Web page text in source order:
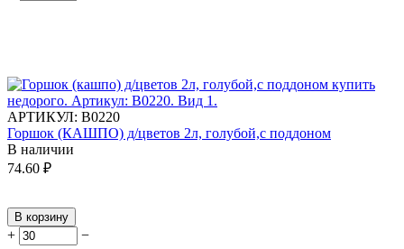
АРТИКУЛ: В0220
Горшок (КАШПО) д/цветов 2л, голубой,с поддоном
В наличии
74.60 ₽
В корзину
+ −